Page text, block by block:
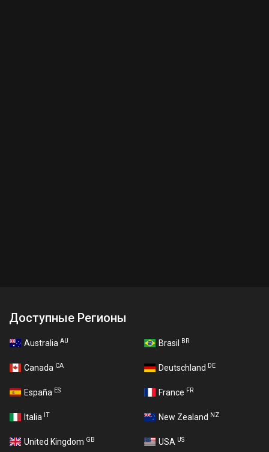
Доступные Регионы
Australia AU Brasil BR
Canada CA Deutschland DE
España ES France FR
Italia IT New Zealand NZ
United Kingdom GB USA US